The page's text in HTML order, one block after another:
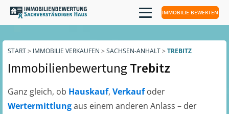
IMMOBILIE BEWERTEN
START> IMMOBILIE VERKAUFEN > SACHSEN-ANHALT> TREBITZ
ImmobilienbewertungTrebitz
Ganz gleich, ob Hauskauf, Verkaufoder
Wertermittlungaus einem anderen Anlass – der